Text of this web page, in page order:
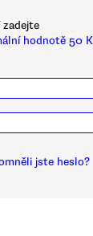
hodnotě 50
jste heslo?